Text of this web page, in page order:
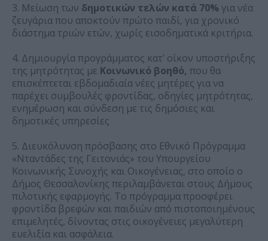
3. Μείωση των δημοτικών τελών κατά 70% για νέα
ζευγάρια που αποκτούν πρώτο παιδί, για χρονικό
διάστημα τριών ετών, χωρίς εισοδηματικά κριτήρια.
4. Δημιουργία προγράμματος κατ’ οίκον υποστήριξης
της μητρότητας με Κοινωνικό βοηθό, που θα
επισκέπτεται εβδομαδιαία νέες μητέρες για να
παρέχει συμβουλές φροντίδας, οδηγίες μητρότητας,
ενημέρωση και σύνδεση με τις δημόσιες και
δημοτικές υπηρεσίες
5. Διευκόλυνση πρόσβασης στο Εθνικό Πρόγραμμα
«Νταντάδες της Γειτονιάς» του Υπουργείου
Κοινωνικής Συνοχής και Οικογένειας, στο οποίο ο
Δήμος Θεσσαλονίκης περιλαμβάνεται στους Δήμους
πιλοτικής εφαρμογής. Το πρόγραμμα προσφέρει
φροντίδα βρεφών και παιδιών από πιστοποιημένους
επιμελητές, δίνοντας στις οικογένειες μεγαλύτερη
ευελιξία και ασφάλεια.